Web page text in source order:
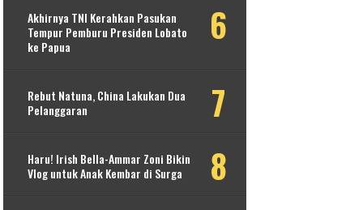
Akhirnya TNI Kerahkan Pasukan
Tempur Pemburu Presiden Lobato
ke Papua
Rebut Natuna, China Lakukan Dua
Pelanggaran
Haru! Irish Bella-Ammar Zoni Bikin
Vlog untuk Anak Kembar di Surga